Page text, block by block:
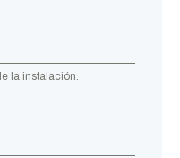
la instalación.